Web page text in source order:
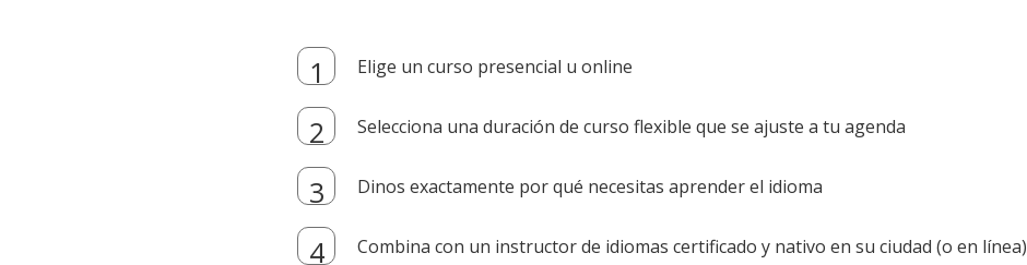
Elige un curso presencial u online
Selecciona una duración de curso flexible que se ajuste a tu agenda
Dinos exactamente por qué necesitas aprender el idioma
Combina con un instructor de idiomas certificado y nativo en su ciudad (o en línea)